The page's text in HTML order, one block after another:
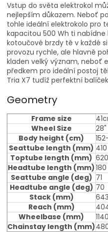
Vstup do světa elektrokol
nejlepším důkazem. Neboť
tohle ideální elektrokolo pro
kapacitou 500 Wh ti nabídne
kotoučové brzdy tě v každé
provozu rychle, ale hlavně
kladen velký význam, neboť
předkem pro ideální postoj
Tria X7 tudíž perfektní
Geometry
Frame size
Wheel Size
28"
Body height (cm)
Seattube length (mm) 410
Toptube length (mm) 620
Headtube length (mm)180
Seattube angle (deg) 71
Headtube angle (deg) 70
Stack (mm) 643
Reach (mm)
Wheelbase (mm) 1140
Chainstay length (mm)